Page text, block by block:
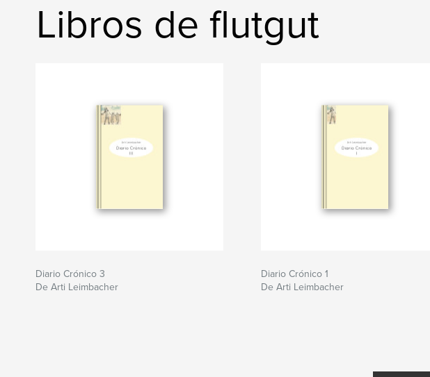
Libros de flutgut
Diario Crónico 3
De Arti Leimbacher
Diario Crónico 1
De Arti Leimbacher